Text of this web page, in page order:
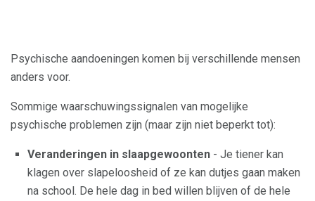
Psychische aandoeningen komen bij verschillende mensen
anders voor.
Sommige waarschuwingssignalen van mogelijke
psychische problemen zijn (maar zijn niet beperkt tot):
Veranderingen in slaapgewoonten - Je tiener kan
klagen over slapeloosheid of ze kan dutjes gaan maken
na school. De hele dag in bed willen blijven of de hele